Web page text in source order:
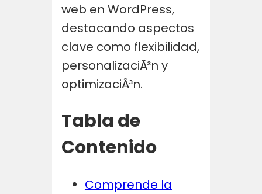
web en WordPress,
destacando aspectos
clave como flexibilidad,
personalizaciÃ³n y
optimizaciÃ³n.
Tabla de
Contenido
Comprende la